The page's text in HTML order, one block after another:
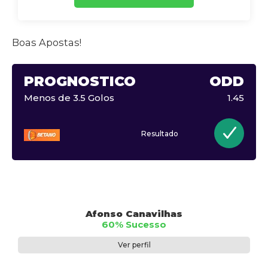
Boas Apostas!
PROGNÓSTICO ODD
Menos de 3.5 Golos 1.45
Resultado
Afonso Canavilhas
60% Sucesso
Ver perfil